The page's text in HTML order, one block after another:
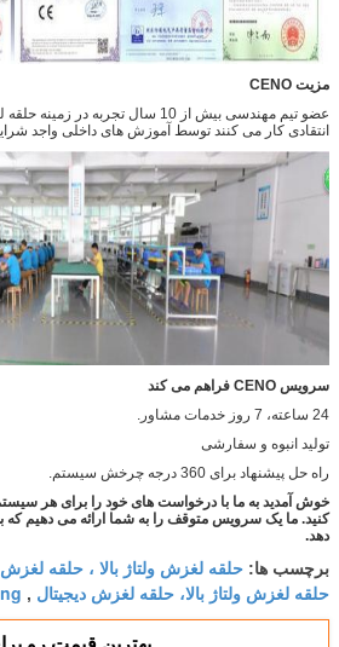
مزیت CENO
عضو تیم مهندسی بیش از 10 سال
انتقادی کار می کنند توسط آموزش های داخلی واجد
سرویس CENO فراهم می کند
24 ساعته، 7 روز خدمات مشاور.
تولید انبوه و سفارشی
راه حل پیشنهاد برای 360 درجه چرخش سیستم.
کنید. ما یک سرویس متوقف را به شما ارائه می دهیم
دهد.
برچسب ها: حلقه لغزش ولتاژ بالا ، حلقه لغزش
حلقه لغزش ولتاژ بالا، حلقه لغزش دیجیتال ,